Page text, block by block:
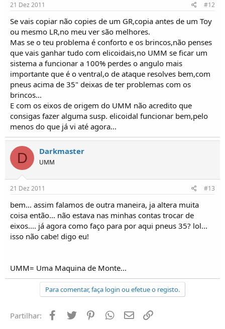
21 Dez 2011 #12
Se vais copiar não copies de um GR,copia antes de um Toy
ou mesmo LR,no meu ver são melhores.
Mas se o teu problema é conforto e os brincos,não penses
que vais ganhar tudo com elicoidais,no UMM se ficar um
sistema a funcionar a 100% perdes o angulo mais
importante que é o ventral,o de ataque resolves bem,com
pneus acima de 35" deixas de ter problemas com os
brincos...
E com os eixos de origem do UMM não acredito que
consigas fazer alguma susp. elicoidal funcionar bem,pelo
menos do que já vi até agora...
D Darkmaster
UMM
21 Dez 2011 #13
bem... assim falamos de outra maneira, ja altera muita
coisa então... não estava nas minhas contas trocar de
eixos.... já agora como faço para por aqui pneus 35? lol...
isso não cabe! digo eu!
UMM= Uma Maquina de Monte...
Para comentar, faça login ou efetue o registo.
Partilhar: Facebook
Twitter PinterestWhatsapp
Email